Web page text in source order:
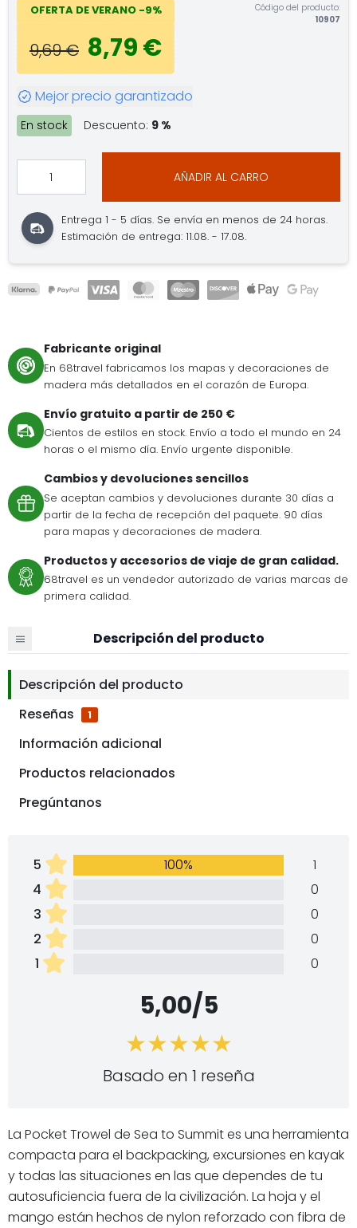
OFERTA DE VERANO -9%
9,69 € 8,79 €
Código del producto:
10907
Mejor precio garantizado
En stock Descuento: 9 %
AÑADIR AL CARRO
Entrega 1 - 5 días. Se envía en menos de 24 horas.
Estimación de entrega: 11.08. - 17.08.
Fabricante original
En 68travel fabricamos los mapas y decoraciones de
madera más detallados en el corazón de Europa.
Envío gratuito a partir de 250 €
Cientos de estilos en stock. Envío a todo el mundo en 24
horas o el mismo día. Envío urgente disponible.
Cambios y devoluciones sencillos
Se aceptan cambios y devoluciones durante 30 días a
partir de la fecha de recepción del paquete. 90 días
para mapas y decoraciones de madera.
Productos y accesorios de viaje de gran calidad.
68travel es un vendedor autorizado de varias marcas de
primera calidad.
Descripción del producto
Descripción del producto
Reseñas
1
Información adicional
Productos relacionados
Pregúntanos
5 100%
1
4
0
3
0
2
0
1
0
5,00/5
Basado en 1 reseña
La Pocket Trowel de Sea to Summit es una herramienta
compacta para el backpacking, excursiones en kayak
y todas las situaciones en las que dependes de tu
autosuficiencia fuera de la civilización. La hoja y el
mango están hechos de nylon reforzado con fibra de